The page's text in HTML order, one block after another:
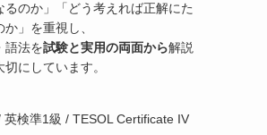
るのか」「どう考えれば正解にた
」を重視し、
語法を試験と実用の両面から解説
にしています。
検準1級 / TESOL Certificate IV